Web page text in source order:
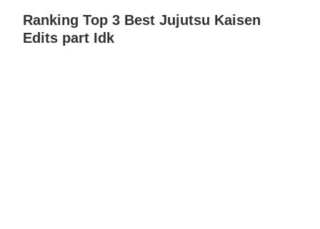
Ranking Top 3 Best Jujutsu Kaisen
Edits part Idk